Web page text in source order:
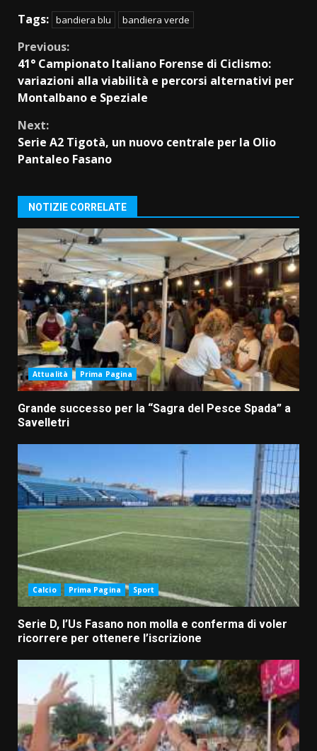
Tags: bandiera blu bandiera verde
Continue
Reading
Previous:
41° Campionato Italiano Forense di Ciclismo:
variazioni alla viabilità e percorsi alternativi per
Montalbano e Speziale
Next:
Serie A2 Tigotà, un nuovo centrale per la Olio
Pantaleo Fasano
NOTIZIE CORRELATE
Attualità Prima Pagina
Grande successo per la “Sagra del Pesce Spada” a
Savelletri
Calcio Prima Pagina Sport
Serie D, l’Us Fasano non molla e conferma di voler
ricorrere per ottenere l’iscrizione